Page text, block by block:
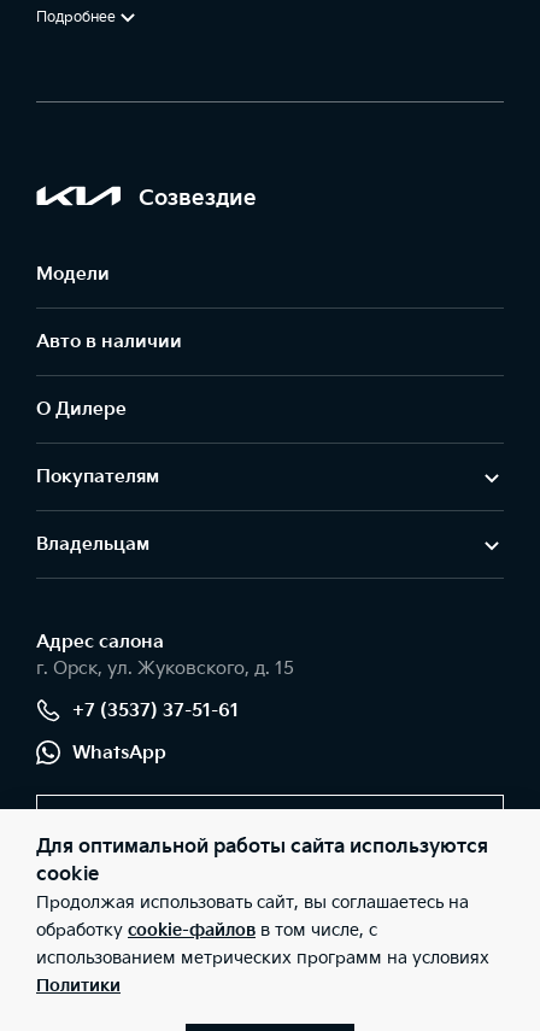
Подробнее
Созвездие
Модели
Авто в наличии
О Дилере
Покупателям
Владельцам
Адрес салонa
г. Орск, ул. Жуковского, д. 15
+7 (3537) 37-51-61
WhatsApp
© 2026 Юридические лица ЗАО «ЕвроСтрой» (Фактический
адрес: г. Орск, ул. Жуковского, д. 15; Телефон: +7 (3537) 37-51-61;
ИНН: 5614012335; ОГРН: 1025601931750), ООО «Киа Россия и
СНГ» (Фактический адрес: г.Москва, Валовая 26; Телефон: 8 800
301 08 80; ИНН: 7728674093; ОГРН: 5087746291760) ведут
Для оптимальной работы сайта используются
cookie
Продолжая использовать сайт, вы соглашаетесь на
обработку cookie-файлов в том числе, с
использованием метрических программ на условиях
Политики